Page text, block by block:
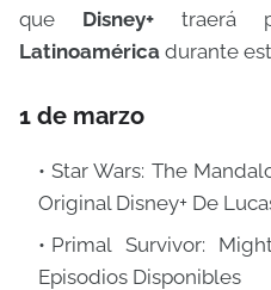
que Disney+traerá
Latinoamérica durante
1 de marzo
Star Wars: The
Original Disney+ De
Primal Survivor:
Episodios Disponibles